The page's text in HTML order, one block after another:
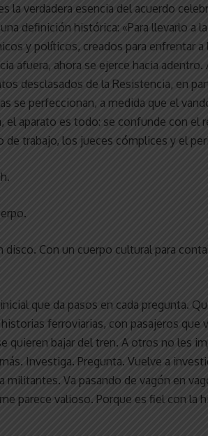
la verdadera esencia del acuerdo
definición histórica: «Para llevarlo a
y políticos, creados para enfrentar
afuera, ahora se ejerce hacia
desclasados de la Resistencia, en
se perfeccionan, a medida que el
el aparato es todo: se confunde con el
de trabajo, los jueces cómplices y el
disco. Con un cuerpo cultural para
que da pasos en cada pregunta.
ferroviarias, con pasajeros
quieren bajar del tren. A otros no les
Investiga. Pregunta. Vuelve a
militantes. Va pasando de vagón en
parece valioso. Porque es fiel con la